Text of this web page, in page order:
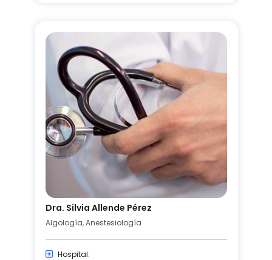
Dra. Silvia Allende Pérez
Algología, Anestesiología
Hospital: